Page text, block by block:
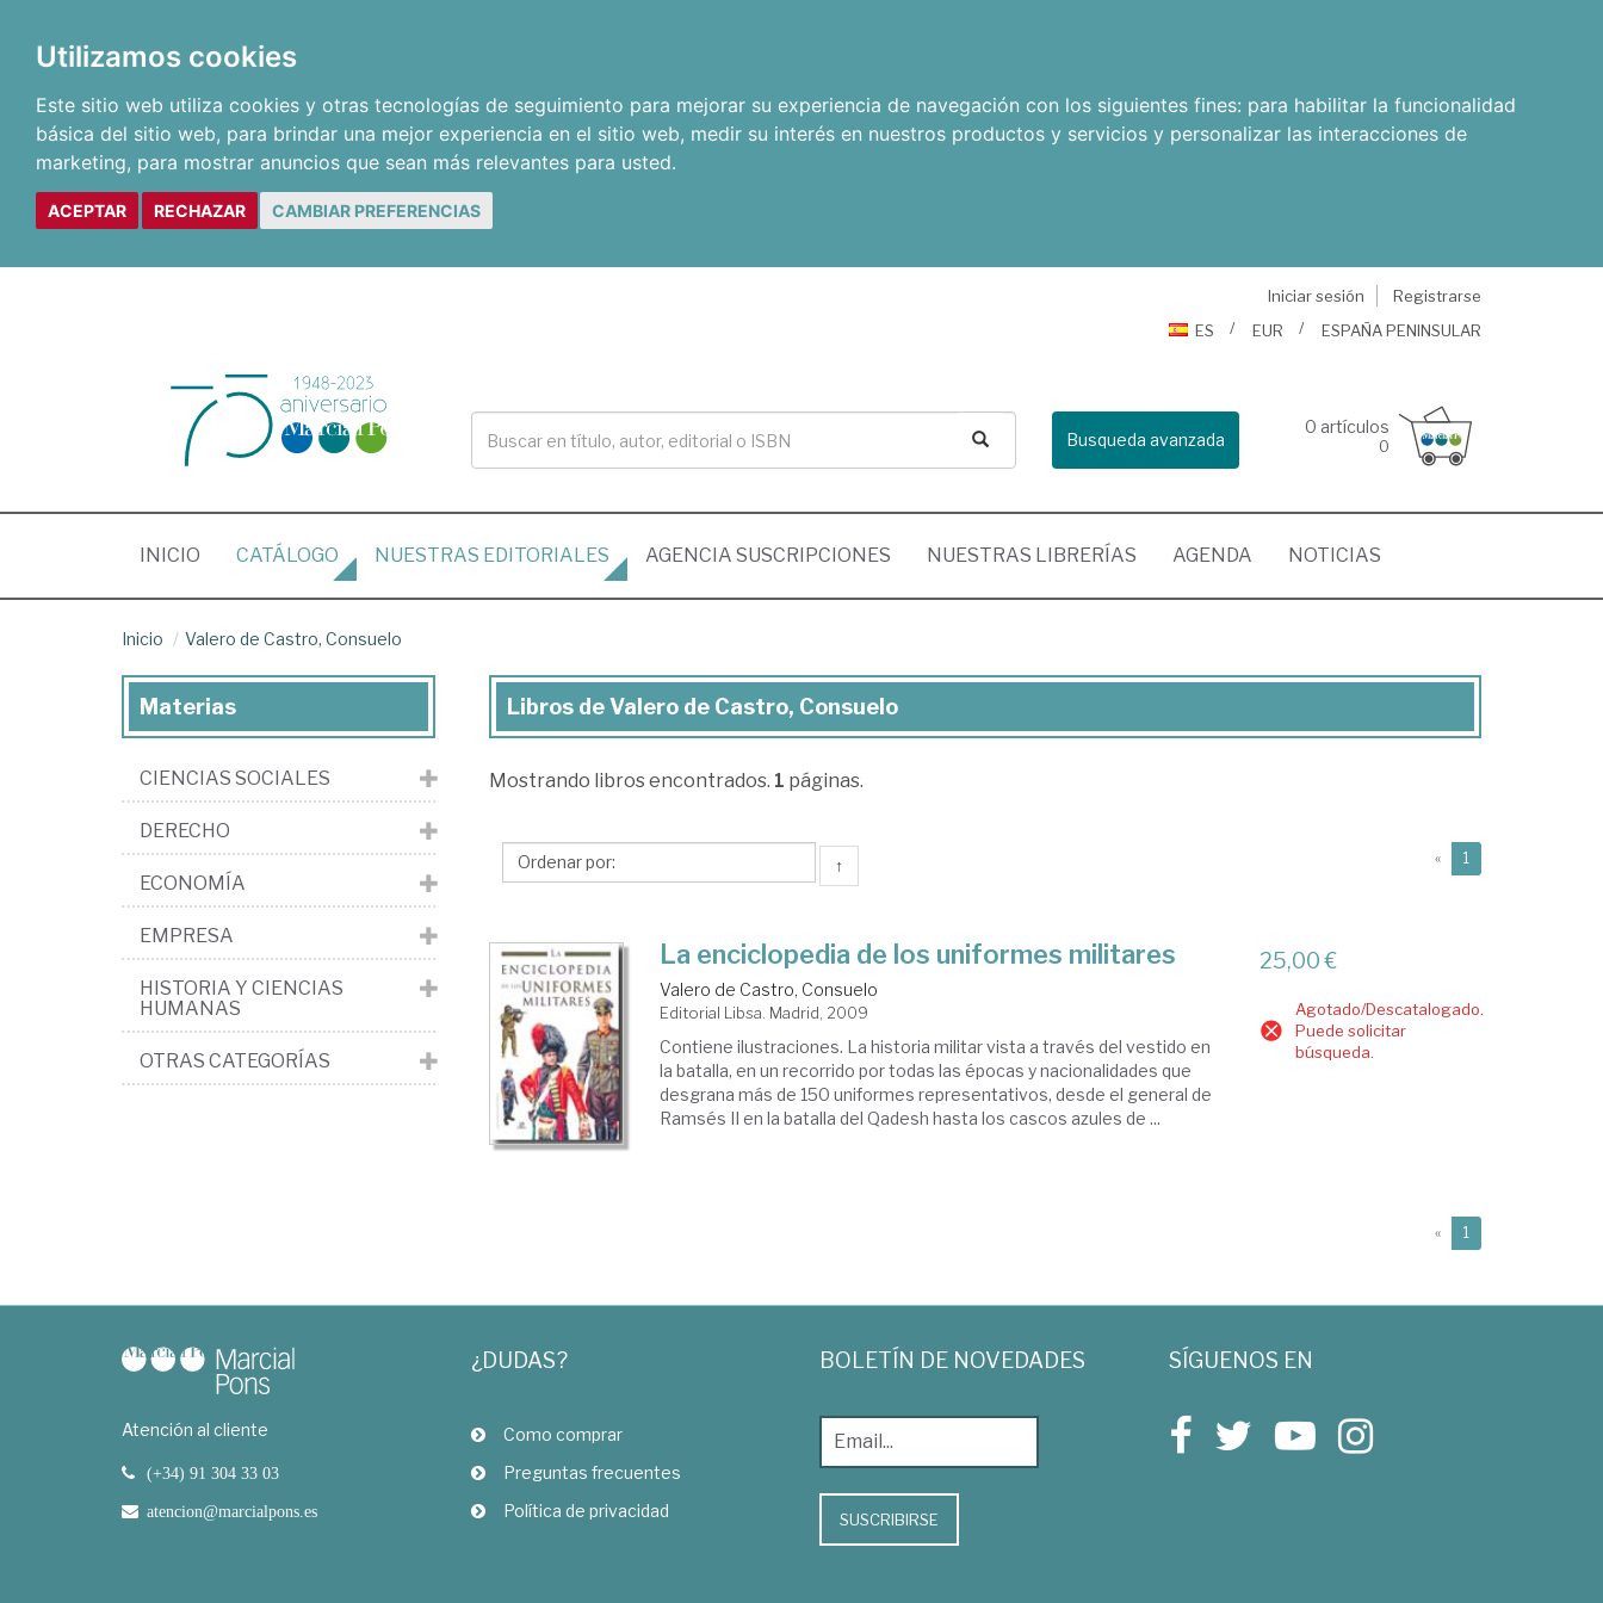
Utilizamos cookies
Este sitio web utiliza cookies y otras tecnologías de seguimiento para mejorar su experiencia de navegación con los siguientes fines: para habilitar la funcionalidad
básica del sitio web, para brindar una mejor experiencia en el sitio web, medir su interés en nuestros productos y servicios y personalizar las interacciones de
marketing, para mostrar anuncios que sean más relevantes para usted.
ACEPTAR RECHAZAR CAMBIAR PREFERENCIAS
Iniciar sesión
Registrarse
ES
EUR ESPAÑA PENINSULAR
Busqueda avanzada
0 artículos
0
INICIO (CURRENT)
CATÁLOGO NUESTRAS EDITORIALES AGENCIA SUSCRIPCIONES NUESTRAS LIBRERÍAS AGENDA NOTICIAS
Inicio Valero de Castro, Consuelo
Libros
Valero
Castro,
Libros de Valero de Castro, Consuelo
Mostrando libros encontrados. 1 páginas.
↑ « 1
La enciclopedia de los uniformes militares
Valero de Castro, Consuelo
Editorial Libsa. Madrid, 2009
Contiene ilustraciones. La historia militar vista a través del vestido en
la batalla, en un recorrido por todas las épocas y nacionalidades que
desgrana más de 150 uniformes representativos, desde el general de
Ramsés II en la batalla del Qadesh hasta los cascos azules de ...
25,00 €
Agotado/Descatalogado.
Puede solicitar
búsqueda.
« 1
Materias
CIENCIAS SOCIALES
DERECHO
ECONOMÍA
EMPRESA
HISTORIA Y CIENCIAS
HUMANAS
OTRAS CATEGORÍAS
Atención al cliente
(+34) 91 304 33 03
atencion@marcialpons.es
¿DUDAS?
Como comprar
Preguntas frecuentes
Política de privacidad
BOLETÍN DE NOVEDADES
SUSCRIBIRSE
SÍGUENOS EN